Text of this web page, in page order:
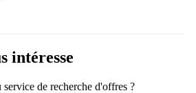
intéresse
de recherche d'offres ?